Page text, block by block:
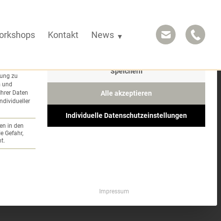
Kontakt News
zu
und
Daten
in den
Gefahr,
Gruppe ist essenziell und kann nicht
Speichern
Alle akzeptieren
Individuelle Datenschutzeinstellungen
Impressum